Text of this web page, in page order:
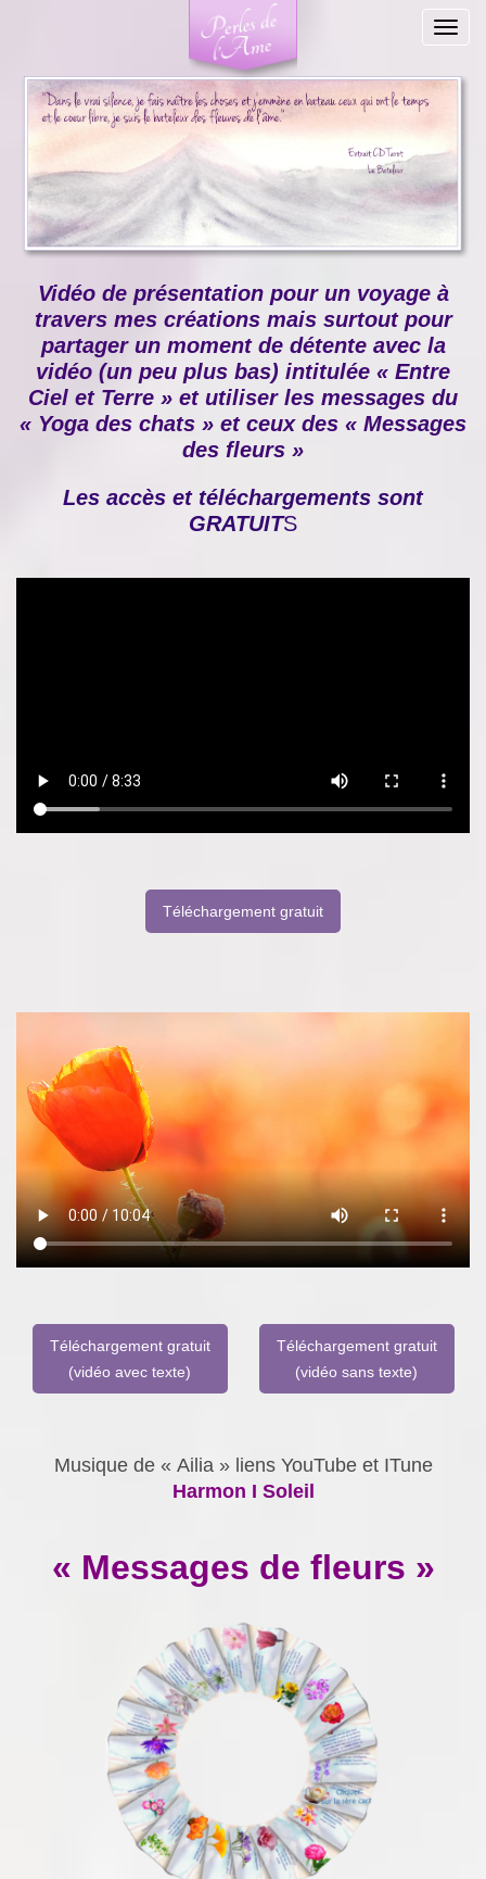
Vidéo de présentation pour un voyage à
travers mes créations mais surtout pour
partager un moment de détente avec la
vidéo (un peu plus bas) intitulée « Entre
Ciel et Terre » et utiliser les messages du
« Yoga des chats » et ceux des « Messages
des fleurs »
Les accès et téléchargements sont
GRATUITS
Téléchargement gratuit
Téléchargement gratuit
(vidéo avec texte)
Téléchargement gratuit
(vidéo sans texte)
Musique de « Ailia » liens YouTube et ITune
Harmon I Soleil
« Messages de fleurs »